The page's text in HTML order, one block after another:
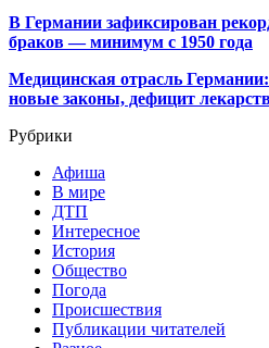
В Германии зафиксирован
браков — минимум с 1950 года
Медицинская отрасль
новые законы, дефицит
Рубрики
Афиша
В мире
ДТП
Интересное
История
Общество
Погода
Происшествия
Публикации читателей